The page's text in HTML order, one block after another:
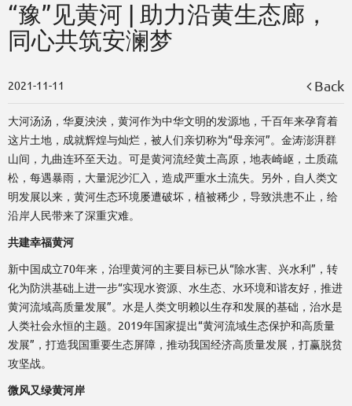
“豫”见黄河 | 助力沿黄生态廊，
同心共筑安澜梦
2021-11-11 Back
大河汤汤，华夏泱泱，黄河作为中华文明的发源地，千百年来孕育着
这片土地，成就辉煌与灿烂，被人们亲切称为“母亲河”。金涛澎湃群
山间，九曲连环至天边。可是黄河流经黄土高原，地表崎岖，土质疏
松，每遇暴雨，大量泥沙汇入，造成严重水土流失。另外，自人类文
明发展以来，黄河生态环境屡遭破坏，植被稀少，导致洪患不止，给
沿岸人民带来了深重灾难。
共建幸福黄河
新中国成立70年来，治理黄河的主要目标已从“除水害、兴水利”，转
化为防洪基础上进一步“实现水资源、水生态、水环境和谐友好，推进
黄河流域高质量发展”。水是人类文明赖以生存和发展的基础，治水是
人类社会永恒的主题。2019年国家提出“黄河流域生态保护和高质量
发展”，打造我国重要生态屏障，推动我国经济高质量发展，打赢脱贫
攻坚战。
微风又绿黄河岸